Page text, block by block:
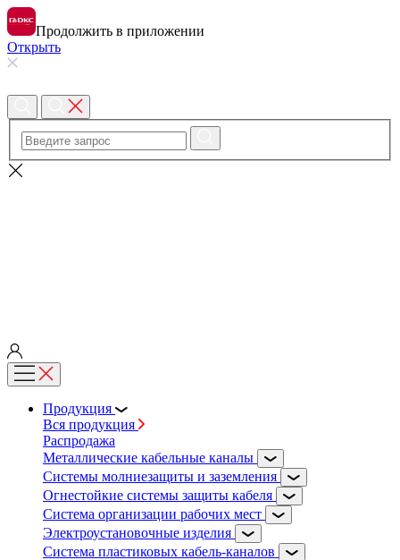
Продолжить в приложении
Открыть
Продукция
Вся продукция
Распродажа
Металлические кабельные каналы
Системы молниезащиты и заземления
Огнестойкие системы защиты кабеля
Система организации рабочих мест
Электроустановочные изделия
Система пластиковых кабель-каналов